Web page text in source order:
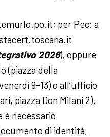
per Pec: a
2026), oppure
(piazza della
9-13) o all’ufficio
piazza Don Milani 2).
è necessario
di identità,